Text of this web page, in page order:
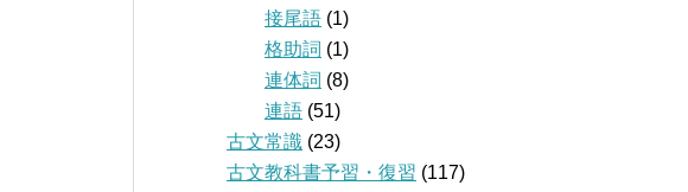
接尾語 (1)
格助詞 (1)
連体詞 (8)
連語 (51)
古文常識 (23)
古文教科書予習・復習 (117)